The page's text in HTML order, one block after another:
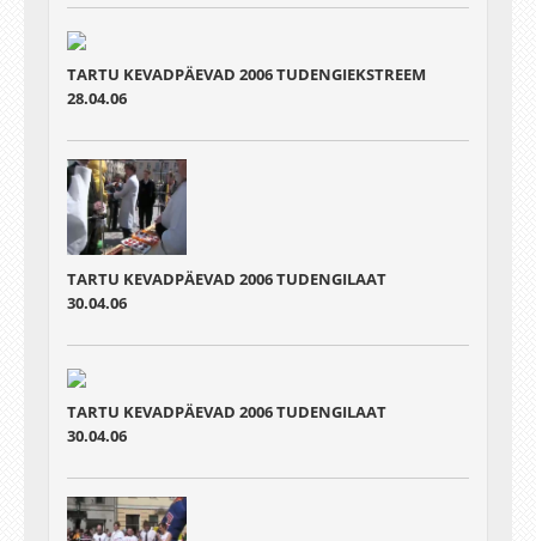
TARTU KEVADPÄEVAD 2006 TUDENGIEKSTREEM
28.04.06
TARTU KEVADPÄEVAD 2006 TUDENGILAAT
30.04.06
TARTU KEVADPÄEVAD 2006 TUDENGILAAT
30.04.06